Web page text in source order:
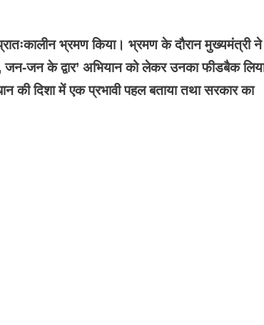
भ्रमण किया। भ्रमण के दौरान मुख्यमंत्री ने
जन-जन के द्वार’ अभियान को लेकर उनका फीडबैक
दिशा में एक प्रभावी पहल बताया तथा सरकार का